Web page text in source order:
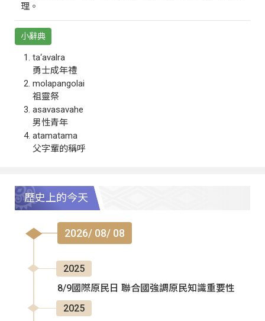
理。
小辭典
ta‘avalra
勇士成年禮
molapangolai
祖靈祭
asavasavahe
男性青年
atamatama
父字輩的稱呼
歷史上的今天
2026/ 08/ 08
2025
8/9國際原民日 聯合國強調原民知識重要性
2025